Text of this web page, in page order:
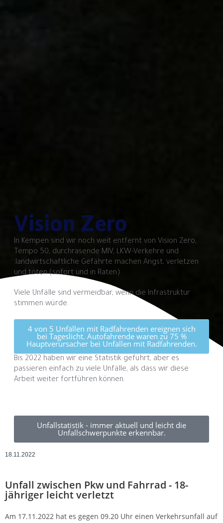
Vision Zero
In Kempen sind wir noch weit entfernt von Vision Zero,
Tempo 50, durchrasende MIV, LKW-Verkehre und
.landwirtschaftliche Gefährte machen Angst, verletzen
und töten (sofort und in Raten).
Viele Unfälle sind vermeidbar, wenn die Infrastruktur
stimmen würde.
4 von 5 Unfällen mit Radfahrenden ereignen sich
bei Tageslicht. Autofahrende waren zu 75 %
Hauptverursacher bei Unfällen mit Radfahrenden.
Bis 2022 haben wir eine Statistik geführt, aber es
passieren einfach zu viele Unfälle, als dass wir diese
Arbeit weiter fortführen können.
Unfallstatistik - immer aktuell und leicht die
Unfallschwerpunkte erkennbar.
18.11.2022
Unfall zwischen Pkw und Fahrrad - 18-
jähriger leicht verletzt
Am 17.11.2022 hat es gegen 09.20 Uhr einen Verkehrsunfall auf